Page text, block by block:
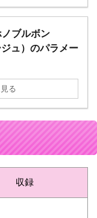
ノブルボン
ジュ）のパラメー
る
収録